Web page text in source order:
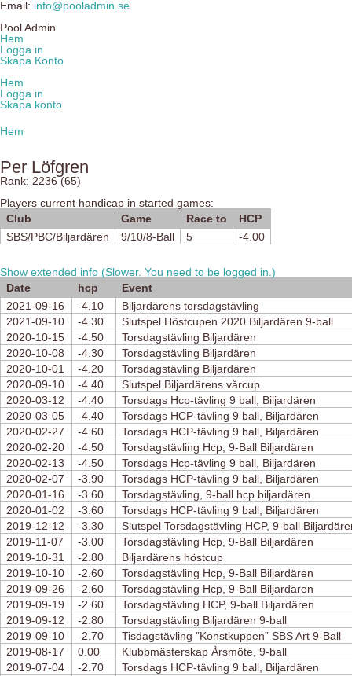
Email: info@pooladmin.se
Pool Admin
Hem
Logga in
Skapa Konto
Hem
Logga in
Skapa konto
Hem
Per Löfgren
Rank: 2236 (65)
Players current handicap in started games:
Club
Game Race to
HCP
SBS/PBC/Biljardären
9/10/8-Ball 5 -4.00
Show extended info (Slower. You need to be logged in.)
Date
hcp
Event
2021-09-16
-4.10
Biljardärens torsdagstävling
2021-09-10
-4.30
Slutspel Höstcupen 2020 Biljardären 9-ball
2020-10-15
-4.50
Torsdagstävling Biljardären
2020-10-08
-4.30
Torsdagstävling Biljardären
2020-10-01
-4.20
Torsdagstävling Biljardären
2020-09-10
-4.40
Slutspel Biljardärens vårcup.
2020-03-12
-4.40
Torsdags Hcp-tävling 9 ball, Biljardären
2020-03-05
-4.40
Torsdags HCP-tävling 9 ball, Biljardären
2020-02-27
-4.60
Torsdags HCP-tävling 9 ball, Biljardären
2020-02-20
-4.50
Torsdagstävling Hcp, 9-Ball Biljardären
2020-02-13
-4.50
Torsdags Hcp-tävling 9 ball, Biljardären
2020-02-07
-3.90
Torsdags HCP-tävling 9 ball, Biljardären
2020-01-16
-3.60
Torsdagstävling, 9-ball hcp biljardären
2020-01-02
-3.60
Torsdags HCP-tävling 9 ball, Biljardären
2019-12-12
-3.30
Slutspel Torsdagstävling HCP, 9-ball
2019-11-07
-3.00
Torsdagstävling Hcp, 9-Ball Biljardären
2019-10-31
-2.80
Biljardärens höstcup
2019-10-10
-2.60
Torsdagstävling Hcp, 9-Ball Biljardären
2019-09-26
-2.60
Torsdagstävling Hcp, 9-Ball Biljardären
2019-09-19
-2.60
Torsdagstävling HCP, 9-ball Biljardären
2019-09-12
-2.80
Torsdagstävling Biljardären 9-ball
2019-09-10
-2.70
Tisdagstävling ”Konstkuppen” SBS Art 9-Ball
2019-08-17
0.00
Klubbmästerskap Årsmöte, 9-ball
2019-07-04
-2.70
Torsdags HCP-tävling 9 ball, Biljardären